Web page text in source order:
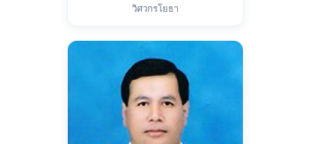
วิศวกรโยธา